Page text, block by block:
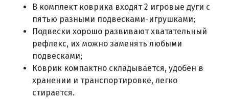
В комплект коврика входят 2 игровые дуги с
пятью разными подвесками-игрушками;
Подвески хорошо развивают хватательный
рефлекс, их можно заменять любыми
подвесками;
Коврик компактно складывается, удобен в
хранении и транспортировке, легко
стирается.